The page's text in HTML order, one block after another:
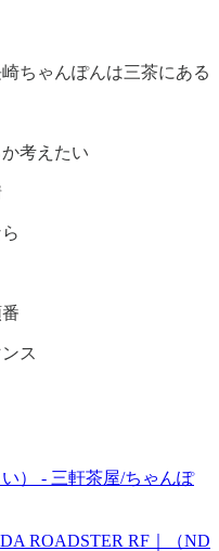
ちゃんぽんは三茶にある
考えたい
ス
） - 三軒茶屋/ちゃんぽ
ROADSTER RF｜（ND